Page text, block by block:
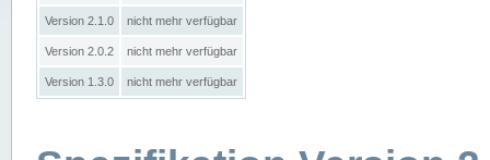
Version 2.1.0 nicht mehr verfügbar
Version 2.0.2 nicht mehr verfügbar
Version 1.3.0 nicht mehr verfügbar